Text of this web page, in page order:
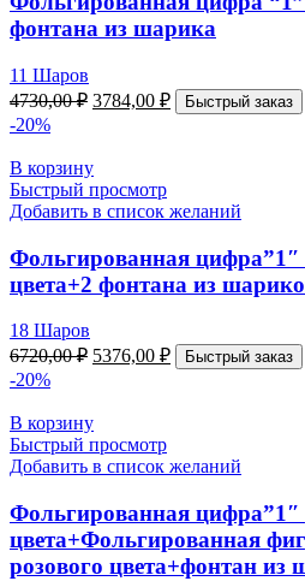
фонтана из шарика
11 Шаров
4730,00₽ 3784,00 ₽ Быстрый заказ
-20%
В корзину
Быстрый просмотр
Добавить в список желаний
Фольгированная цифра”1″
цвета+2 фонтана из
18 Шаров
6720,00₽ 5376,00 ₽ Быстрый заказ
-20%
В корзину
Быстрый просмотр
Добавить в список желаний
Фольгированная цифра”1″
цвета+Фольгированная
розового цвета+фонтан из